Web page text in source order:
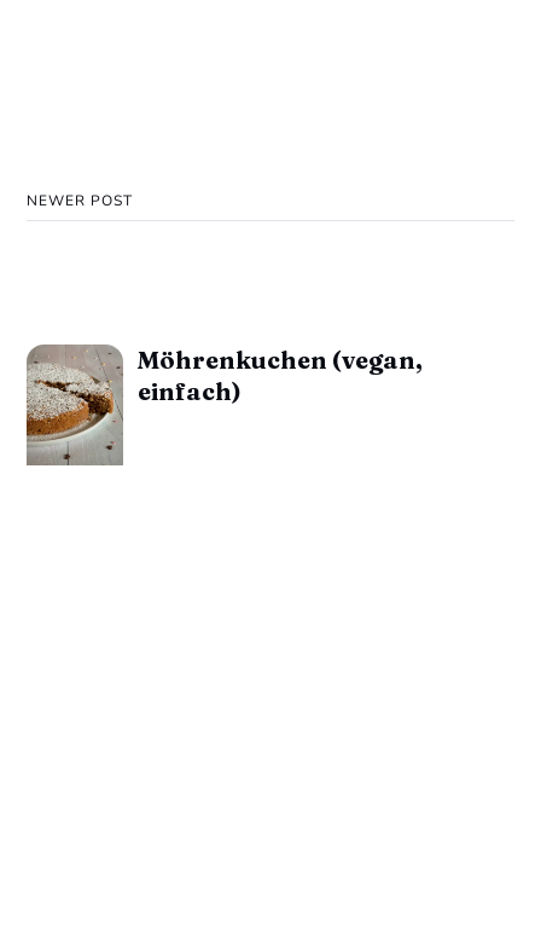
NEWER POST
Möhrenkuchen (vegan,
einfach)